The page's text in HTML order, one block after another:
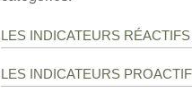
LES INDICATEURS RÉACTIFS
LES INDICATEURS